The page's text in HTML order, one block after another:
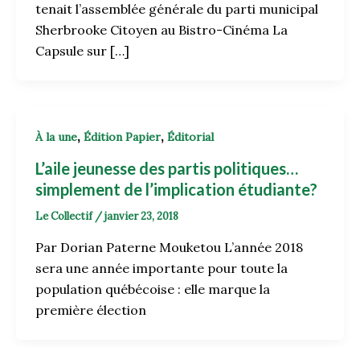
tenait l’assemblée générale du parti municipal
Sherbrooke Citoyen au Bistro-Cinéma La
Capsule sur […]
À la une, Édition Papier, Éditorial
L’aile jeunesse des partis politiques…
simplement de l’implication étudiante?
Le Collectif /janvier 23, 2018
Par Dorian Paterne Mouketou L’année 2018
sera une année importante pour toute la
population québécoise : elle marque la
première élection